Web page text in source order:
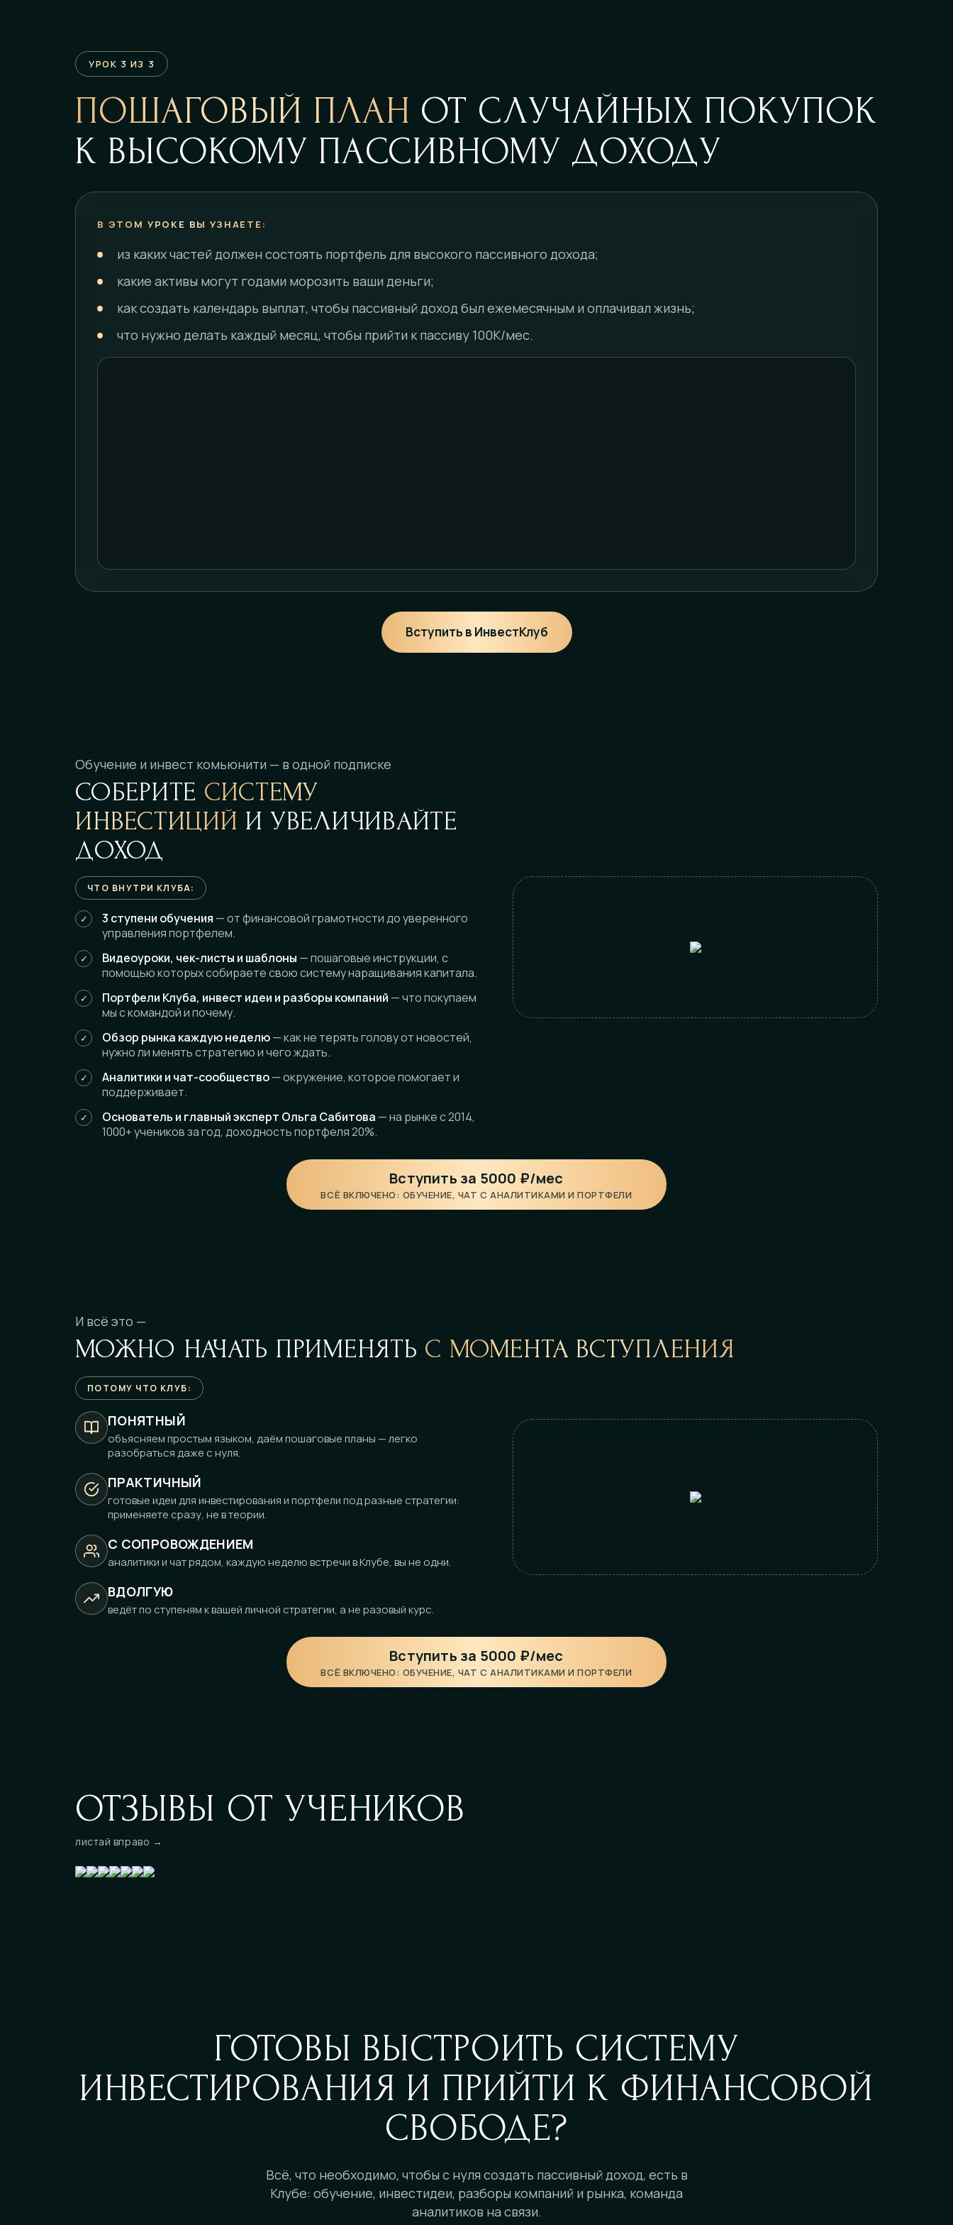
УРОК 3 ИЗ 3
ПОШАГОВЫЙ ПЛАН ОТ СЛУЧАЙНЫХ ПОКУПОК
К ВЫСОКОМУ ПАССИВНОМУ ДОХОДУ
В ЭТОМ УРОКЕ ВЫ УЗНАЕТЕ:
из каких частей должен состоять портфель для высокого пассивного дохода;
какие активы могут годами морозить ваши деньги;
как создать календарь выплат, чтобы пассивный доход был ежемесячным и оплачивал жизнь;
что нужно делать каждый месяц, чтобы прийти к пассиву 100К/мес.
Вступить в ИнвестКлуб
Обучение и инвест комьюнити — в одной подписке
СОБЕРИТЕ СИСТЕМУ
ИНВЕСТИЦИЙ И УВЕЛИЧИВАЙТЕ
ДОХОД
ЧТО ВНУТРИ КЛУБА:
3 ступени обучения — от финансовой грамотности до уверенного
управления портфелем.
Видеоуроки, чек-листы и шаблоны — пошаговые инструкции, с
помощью которых собираете свою систему наращивания капитала.
Портфели Клуба, инвест идеи и разборы компаний — что покупаем
мы с командой и почему.
Обзор рынка каждую неделю— как не терять голову от новостей,
нужно ли менять стратегию и чего ждать.
Аналитики и чат-сообщество— окружение, которое помогает и
поддерживает.
Основатель и главный эксперт Ольга Сабитова — на рынке с 2014,
1000+ учеников за год, доходность портфеля 20%.
Вступить за 5000 ₽/мес
ВСЁ ВКЛЮЧЕНО: ОБУЧЕНИЕ, ЧАТ С АНАЛИТИКАМИ И ПОРТФЕЛИ
И всё это —
МОЖНО НАЧАТЬ ПРИМЕНЯТЬ С МОМЕНТА ВСТУПЛЕНИЯ
ПОТОМУ ЧТО КЛУБ:
ПОНЯТНЫЙ
объясняем простым языком, даём пошаговые планы — легко
разобраться даже с нуля.
ПРАКТИЧНЫЙ
готовые идеи для инвестирования и портфели под разные стратегии:
применяете сразу, не в теории.
С СОПРОВОЖДЕНИЕМ
аналитики и чат рядом, каждую неделю встречи в Клубе, вы не одни.
ВДОЛГУЮ
ведёт по ступеням к вашей личной стратегии, а не разовый курс.
Вступить за 5000 ₽/мес
ВСЁ ВКЛЮЧЕНО: ОБУЧЕНИЕ, ЧАТ С АНАЛИТИКАМИ И ПОРТФЕЛИ
ОТЗЫВЫ ОТ УЧЕНИКОВ
листай вправо →
ГОТОВЫ ВЫСТРОИТЬ СИСТЕМУ
ИНВЕСТИРОВАНИЯ И ПРИЙТИ К ФИНАНСОВОЙ
СВОБОДЕ?
Всё, что необходимо, чтобы с нуля создать пассивный доход, есть в
Клубе: обучение, инвестидеи, разборы компаний и рынка, команда
аналитиков на связи.